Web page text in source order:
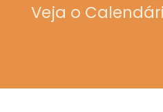
Veja o